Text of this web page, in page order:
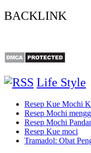
BACKLINK
Life Style
Resep Kue Mochi
Resep Mochi
Resep Mochi
Resep Kue moci
Tramadol: Obat